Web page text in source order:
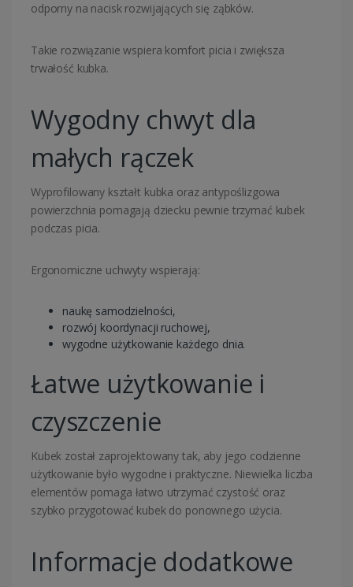
odporny na nacisk rozwijających się ząbków.
Takie rozwiązanie wspiera komfort picia i zwiększa
trwałość kubka.
Wygodny chwyt dla
małych rączek
Wyprofilowany kształt kubka oraz antypoślizgowa
powierzchnia pomagają dziecku pewnie trzymać kubek
podczas picia.
Ergonomiczne uchwyty wspierają:
naukę samodzielności,
rozwój koordynacji ruchowej,
wygodne użytkowanie każdego dnia.
Łatwe użytkowanie i
czyszczenie
Kubek został zaprojektowany tak, aby jego codzienne
użytkowanie było wygodne i praktyczne. Niewielka liczba
elementów pomaga łatwo utrzymać czystość oraz
szybko przygotować kubek do ponownego użycia.
Informacje dodatkowe